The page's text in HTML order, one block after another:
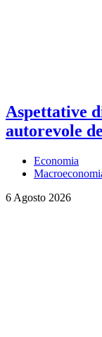
Aspettative
autorevole
Economia
6 Agosto 2026